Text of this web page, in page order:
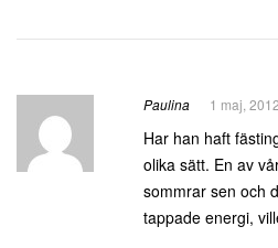
Paulina 1 maj,
Har han haft
olika sätt. En av
sommrar sen och
tappade energi,